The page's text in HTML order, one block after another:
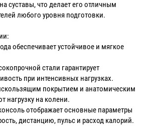
суставы, что делает его отличным
любого уровня подготовки.
обеспечивает устойчивое и мягкое
стали гарантирует
при интенсивных нагрузках.
покрытием и анатомическим
нагрузку на колени.
отображает основные параметры
дистанцию, пульс и расход калорий.